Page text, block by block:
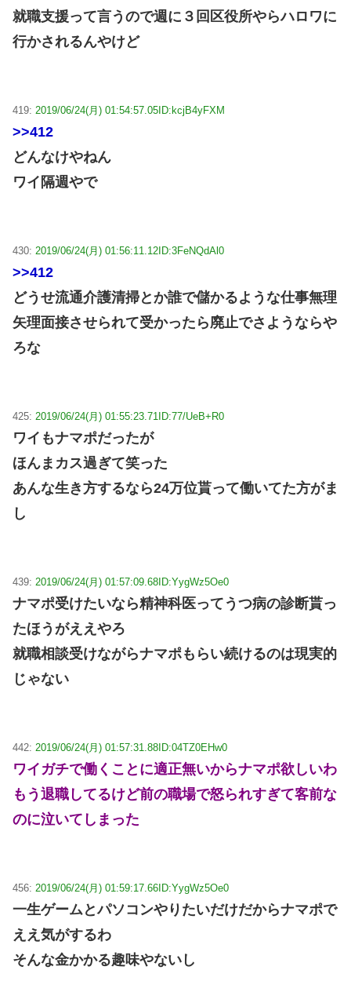
就職支援って言うので週に３回区役所やらハロワに
行かされるんやけど
419: 2019/06/24(月) 01:54:57.05ID:kcjB4yFXM
>>412
どんなけやねん
ワイ隔週やで
430: 2019/06/24(月) 01:56:11.12ID:3FeNQdAl0
>>412
どうせ流通介護清掃とか誰で儲かるような仕事無理
矢理面接させられて受かったら廃止でさようならや
ろな
425: 2019/06/24(月) 01:55:23.71 ID:77/UeB+R0
ワイもナマポだったが
ほんまカス過ぎて笑った
あんな生き方するなら24万位貰って働いてた方がま
し
439: 2019/06/24(月) 01:57:09.68ID:YygWz5Oe0
ナマポ受けたいなら精神科医ってうつ病の診断貰っ
たほうがええやろ
就職相談受けながらナマポもらい続けるのは現実的
じゃない
442: 2019/06/24(月) 01:57:31.88ID:04TZ0EHw0
ワイガチで働くことに適正無いからナマポ欲しいわ
もう退職してるけど前の職場で怒られすぎて客前な
のに泣いてしまった
456: 2019/06/24(月) 01:59:17.66ID:YygWz5Oe0
一生ゲームとパソコンやりたいだけだからナマポで
ええ気がするわ
そんな金かかる趣味やないし